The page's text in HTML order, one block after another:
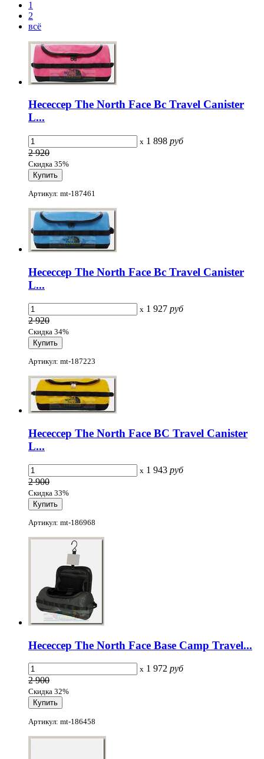
1
2
всё
Несессер The North Face Bc Travel Canister
L...
x 1 898 руб
2 920
Скидка 35%
Артикул: mt-187461
Несессер The North Face Bc Travel Canister
L...
x 1 927 руб
2 920
Скидка 34%
Артикул: mt-187223
Несессер The North Face BC Travel Canister
L...
x 1 943 руб
2 900
Скидка 33%
Артикул: mt-186968
Несессер The North Face Base Camp Travel...
x 1 972 руб
2 900
Скидка 32%
Артикул: mt-186458